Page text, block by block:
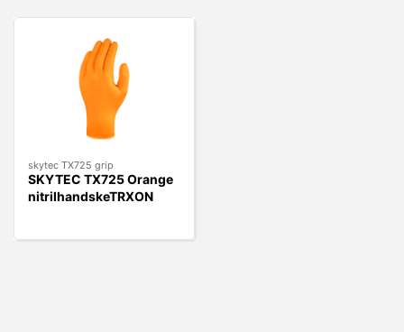
skytec TX725 grip
SKYTEC TX725 Orange
nitrilhandskeTRXON